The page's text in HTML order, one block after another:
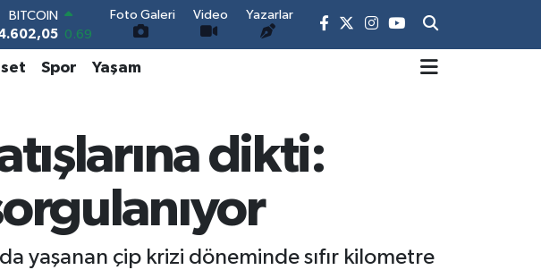
DOLAR
0.06
EURO
55,0700 0.1
0.39
BİST100
BITCOIN
0.69
Foto Galeri Video Yazarlar
Spor Yaşam
dikti:
yaşanan çip krizi döneminde sıfır kilometre